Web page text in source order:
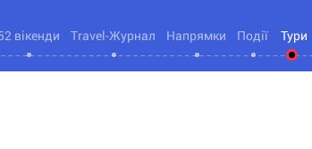
вікенди Travel-Журнал Напрямки Події Тури